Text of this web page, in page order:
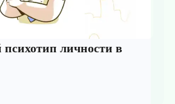
личности в